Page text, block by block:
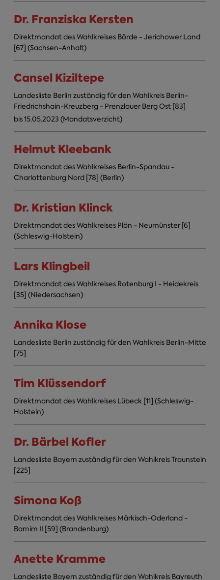
Dr. Franziska Kersten
Direktmandat des Wahlkreises Börde - Jerichower Land
[67] (Sachsen-Anhalt)
Cansel Kiziltepe
Landesliste Berlin zuständig für den Wahlkreis Berlin-
Friedrichshain-Kreuzberg - Prenzlauer Berg Ost [83]
bis 15.05.2023 (Mandatsverzicht)
Helmut Kleebank
Direktmandat des Wahlkreises Berlin-Spandau -
Charlottenburg Nord [78] (Berlin)
Dr. Kristian Klinck
Direktmandat des Wahlkreises Plön - Neumünster [6]
(Schleswig-Holstein)
Lars Klingbeil
Direktmandat des Wahlkreises Rotenburg I - Heidekreis
[35] (Niedersachsen)
Annika Klose
Landesliste Berlin zuständig für den Wahlkreis Berlin-Mitte
[75]
Tim Klüssendorf
Direktmandat des Wahlkreises Lübeck [11] (Schleswig-
Holstein)
Dr. Bärbel Kofler
Landesliste Bayern zuständig für den Wahlkreis Traunstein
[225]
Simona Koß
Direktmandat des Wahlkreises Märkisch-Oderland -
Barnim II [59] (Brandenburg)
Anette Kramme
Landesliste Bayern zuständig für den Wahlkreis Bayreuth